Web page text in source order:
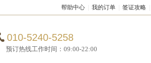
帮助中心 我的订单 签证攻略
010-5240-5258
预订热线工作时间：09:00-22:00